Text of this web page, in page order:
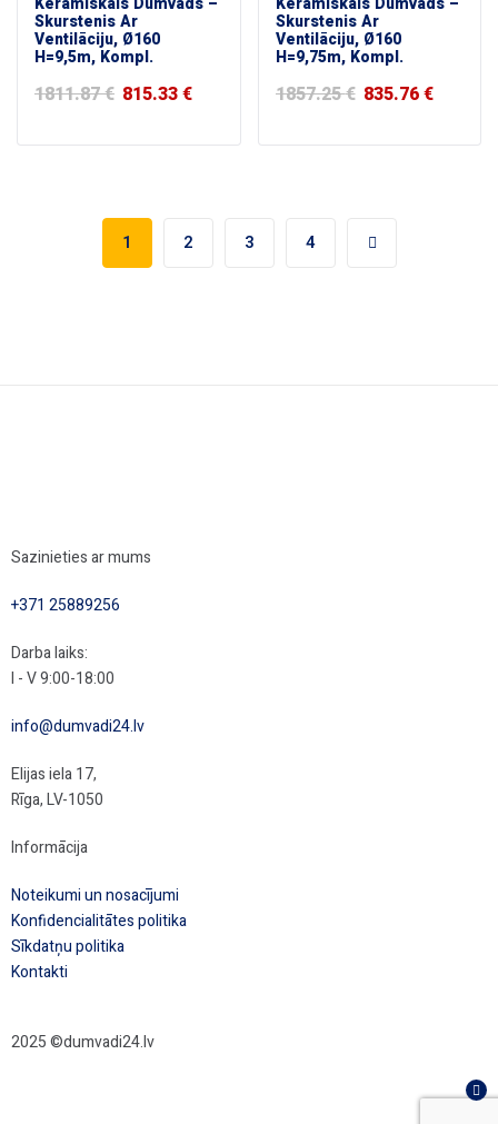
Skurstenis Ar
Ventilāciju, Ø160
H=9,5m, Kompl.
1811.87€ 815.33€
Skurstenis Ar
Ventilāciju, Ø160
H=9,75m, Kompl.
1857.25€ 835.76€
1 2 3 4
Sazinieties ar mums
+371 25889256
Darba laiks:
I - V 9:00-18:00
info@dumvadi24.lv
Elijas iela 17,
Rīga, LV-1050
Informācija
Noteikumi un nosacījumi
Konfidencialitātes politika
Sīkdatņu politika
Kontakti
2025 ©dumvadi24.lv